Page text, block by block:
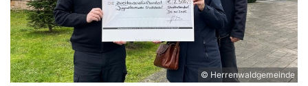
© Herrenwaldgemeinde